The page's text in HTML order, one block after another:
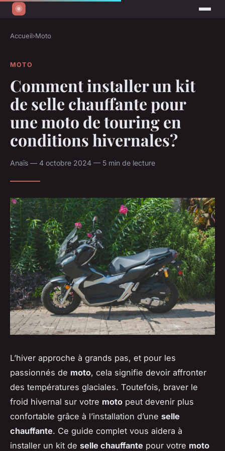
Accueil›Moto
MOTO
Comment installer un kit
de selle chauffante pour
une moto de touring en
conditions hivernales?
Anaïs — 4 octobre 2024 — 5 min de lecture
L’hiver approche à grands pas, et pour les
passionnés de moto, cela signifie devoir affronter
des températures glaciales. Toutefois, braver le
froid hivernal sur votre moto peut devenir plus
confortable grâce à l’installation d’une selle
chauffante. Ce guide complet vous aidera à
installer un kit de selle chauffante pour votre moto